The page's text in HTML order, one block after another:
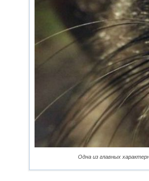
Одна из главных